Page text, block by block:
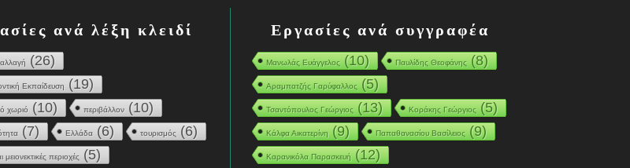
ανά λέξη κλειδί
αλλαγή (26)
Εκπαίδευση (19)
χωριό (10) περιβάλλον (10)
(7) Ελλάδα (6) τουρισμός (6)
μειονεκτικές περιοχές (5)
Εργασίες ανά συγγραφέα
Μανωλάς Ευάγγελος(10) Παυλίδης Θεοφάνης(8)
Αραμπατζής Γαρύφαλλος(5)
Τσαντόπουλος Γεώργιος(13) Κοράκης Γεώργιος(5)
Κάλφα Αικατερίνη(9) Παπαθανασίου Βασίλειος(9)
Καρανικόλα Παρασκευή(12)